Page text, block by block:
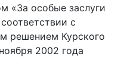
«За особые заслуги
с
решением Курского
2002 года